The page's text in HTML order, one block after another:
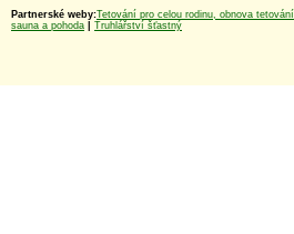
Partnerské weby:Tetování pro celou rodinu, obnova tetování
sauna a pohoda
Truhlářství šťastný